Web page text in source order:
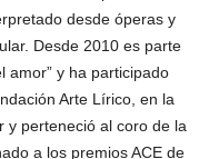
desde óperas y
Desde 2010 es parte
amor” y ha participado
Arte Lírico, en la
y perteneció al coro de la
a los premios ACE de